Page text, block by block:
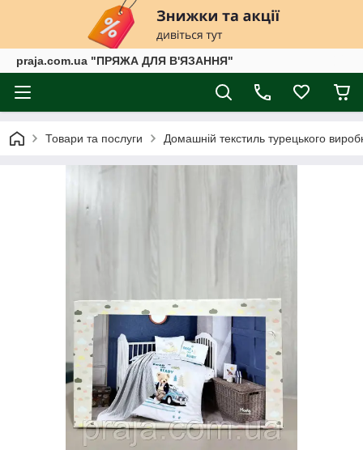
praja.com.ua "ПРЯЖА ДЛЯ В'ЯЗАННЯ"
Товари та послуги Домашній текстиль турецького